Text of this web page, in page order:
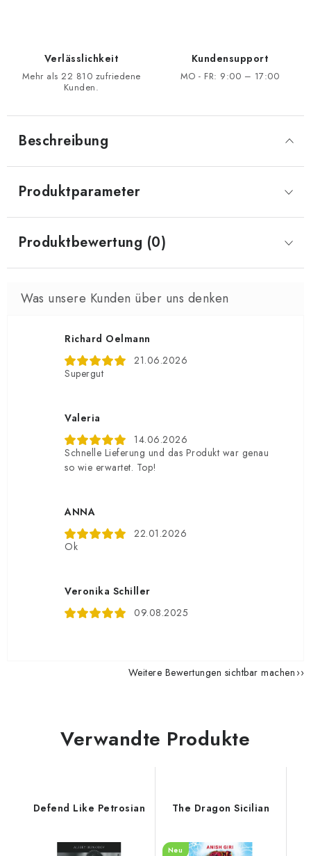
Verlässlichkeit
Mehr als 22 810 zufriedene
Kunden.
Kundensupport
MO - FR: 9:00 – 17:00
Beschreibung
Produktparameter
Produktbewertung (0)
Richard Oelmann
21.06.2026
Supergut
Valeria
14.06.2026
Schnelle Lieferung und das Produkt war genau
so wie erwartet. Top!
ANNA
22.01.2026
Ok
Veronika Schiller
09.08.2025
Weitere Bewertungen sichtbar machen
Verwandte Produkte
Defend Like Petrosian The Dragon Sicilian
Neu